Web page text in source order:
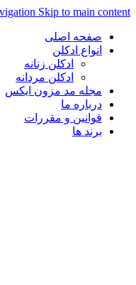
navigation Skip to main
صفحه اصلی
انواع ادکلن
ادکلن زنانه
ادکلن مردانه
مجله مد مزون ایکس
درباره ما
قوانین و مقررات
برند ها